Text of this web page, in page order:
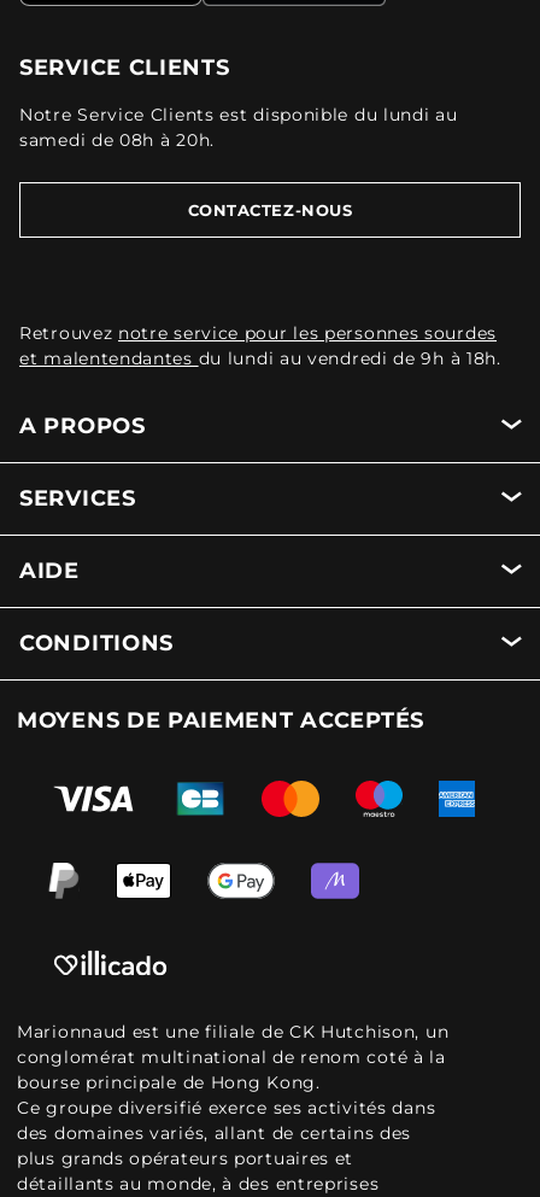
SERVICE CLIENTS
Notre Service Clients est disponible du lundi au
samedi de 08h à 20h.
CONTACTEZ-NOUS
Retrouvez notre service pour les personnes sourdes
et malentendantes du lundi au vendredi de 9h à 18h.
A PROPOS
SERVICES
AIDE
CONDITIONS
MOYENS DE PAIEMENT ACCEPTÉS
Marionnaud est une filiale de CK Hutchison, un
conglomérat multinational de renom coté à la
bourse principale de Hong Kong.
Ce groupe diversifié exerce ses activités dans
des domaines variés, allant de certains des
plus grands opérateurs portuaires et
détaillants au monde, à des entreprises